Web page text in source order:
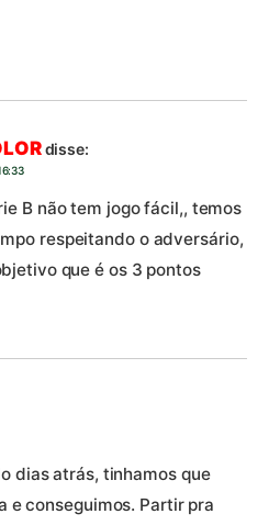
disse:
B não tem jogo fácil,, temos
respeitando o adversário,
que é os 3 pontos
dias atrás, tinhamos que
e conseguimos. Partir pra